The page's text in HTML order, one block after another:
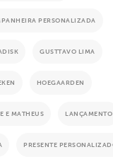
PERSONALIZADA
GUSTTAVO LIMA
HOEGAARDEN
E MATHEUS LANÇAMENTO
PRESENTE